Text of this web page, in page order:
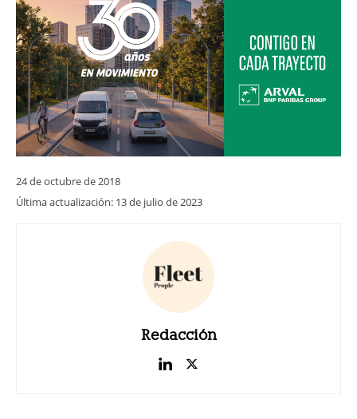
24 de octubre de 2018
Última actualización: 13 de julio de 2023
Redacción